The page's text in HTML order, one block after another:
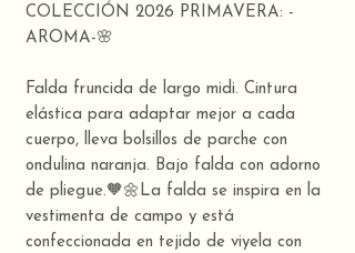
COLECCIÓN 2026 PRIMAVERA: -
AROMA-🌸
Falda fruncida de largo midi. Cintura
elástica para adaptar mejor a cada
cuerpo, lleva bolsillos de parche con
ondulina naranja. Bajo falda con adorno
de pliegue.🧡🌼La falda se inspira en la
vestimenta de campo y está
confeccionada en tejido de viyela con